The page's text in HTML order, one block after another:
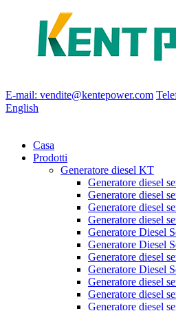
E-mail: vendite@kentepower.com
English
Casa
Prodotti
Generatore diesel KT
Generatore diesel
Generatore diesel
Generatore diesel
Generatore diesel
Generatore Diesel
Generatore Diesel
Generatore diesel
Generatore Diesel
Generatore diesel
Generatore diesel
Generatore diesel